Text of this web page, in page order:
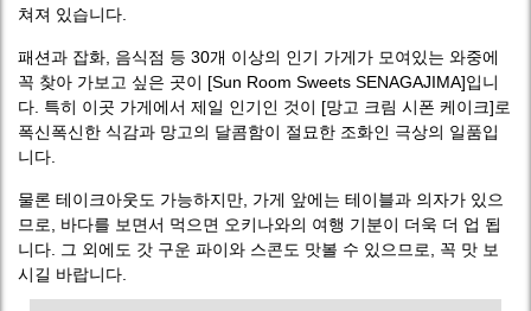
쳐져 있습니다.
패션과 잡화, 음식점 등 30개 이상의 인기 가게가 모여있는 와중에
꼭 찾아 가보고 싶은 곳이 [Sun Room Sweets SENAGAJIMA]입니
다. 특히 이곳 가게에서 제일 인기인 것이 [망고 크림 시폰 케이크]로
폭신폭신한 식감과 망고의 달콤함이 절묘한 조화인 극상의 일품입
니다.
물론 테이크아웃도 가능하지만, 가게 앞에는 테이블과 의자가 있으
므로, 바다를 보면서 먹으면 오키나와의 여행 기분이 더욱 더 업 됩
니다. 그 외에도 갓 구운 파이와 스콘도 맛볼 수 있으므로, 꼭 맛 보
시길 바랍니다.